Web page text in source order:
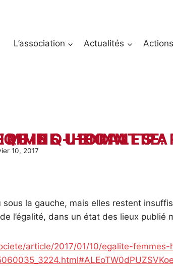
L’association
Actualités Actions
DU QUINQUENNAT PAR LE LABORATOIRE DE L’EGALITE
10, 2017
sous la gauche, mais elles restent
l’égalité, dans un état des lieux publié
article/2017/01/10/egalite-